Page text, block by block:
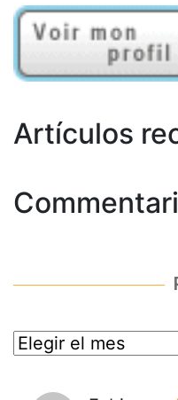
Artículos
posts